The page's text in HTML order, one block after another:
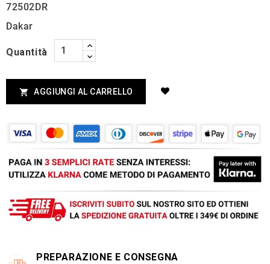
72502DR
Dakar
Quantità
 AGGIUNGI AL CARRELLO
PREPARAZIONE E CONSEGNA